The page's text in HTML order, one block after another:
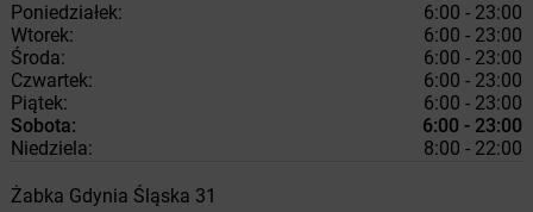
Poniedziałek:
6:00 - 23:00
Wtorek:
6:00 - 23:00
Środa:
6:00 - 23:00
Czwartek:
6:00 - 23:00
Piątek:
6:00 - 23:00
Sobota:
6:00 - 23:00
Niedziela:
8:00 - 22:00
Żabka Gdynia Śląska 31